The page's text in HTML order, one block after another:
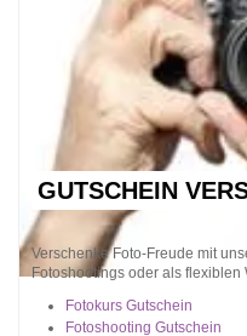
GUTSCHEIN
Verschenke Foto-Freude mit
Fotoshootings oder als flexiblen
Fotokurs Gutschein
Fotoshooting Gutschein